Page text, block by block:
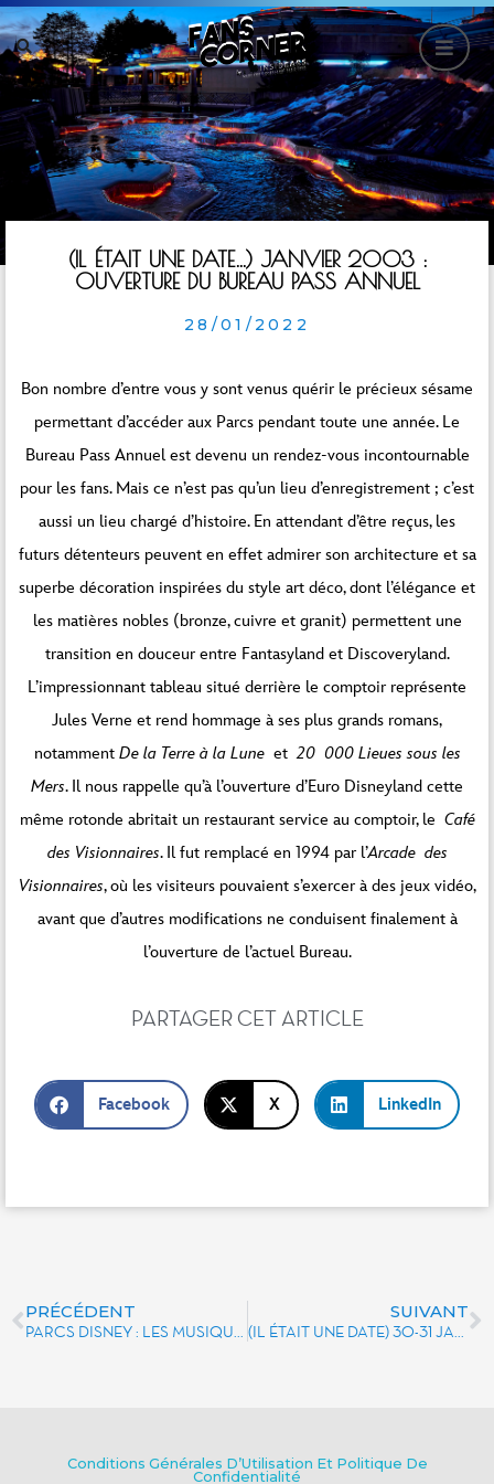
(IL ÉTAIT UNE DATE…) JANVIER 2003 :
OUVERTURE DU BUREAU PASS ANNUEL
28/01/2022
Bon nombre d’entre vous y sont venus quérir le précieux sésame
permettant d’accéder aux Parcs pendant toute une année. Le
Bureau Pass Annuel est devenu un rendez-vous incontournable
pour les fans. Mais ce n’est pas qu’un lieu d’enregistrement ; c’est
aussi un lieu chargé d’histoire. En attendant d’être reçus, les
futurs détenteurs peuvent en effet admirer son architecture et sa
superbe décoration inspirées du style art déco, dont l’élégance et
les matières nobles (bronze, cuivre et granit) permettent une
transition en douceur entre Fantasyland et Discoveryland.
L’impressionnant tableau situé derrière le comptoir représente
Jules Verne et rend hommage à ses plus grands romans,
notamment De la Terre à la Luneet20 000 Lieues sous les
Mers. Il nous rappelle qu’à l’ouverture d’Euro Disneyland cette
même rotonde abritait un restaurant service au comptoir, le Café
des Visionnaires. Il fut remplacé en 1994 par l’Arcade des
Visionnaires, où les visiteurs pouvaient s’exercer à des jeux vidéo,
avant que d’autres modifications ne conduisent finalement à
l’ouverture de l’actuel Bureau.
PARTAGER CET ARTICLE
Facebook X LinkedIn
PRÉCÉDENT SUIVANT
Conditions Générales D’Utilisation Et Politique De
Confidentialité